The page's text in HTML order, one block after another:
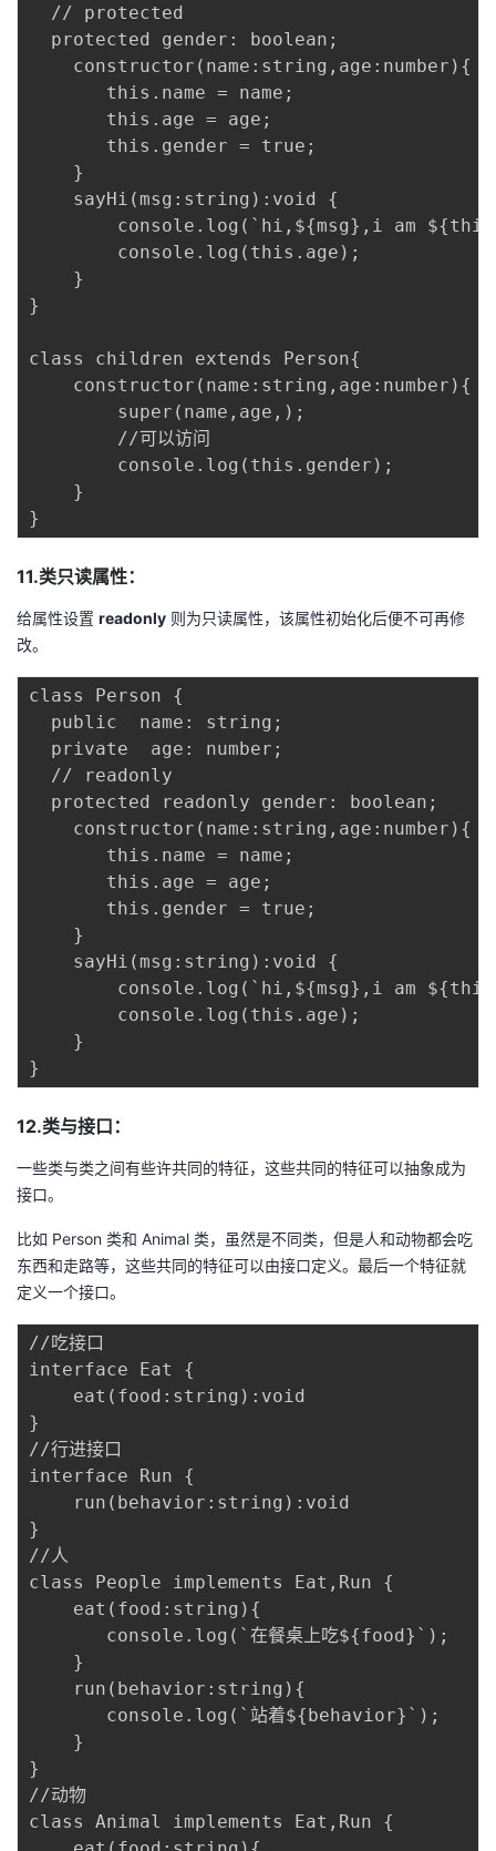
  // protected
  protected gender: boolean;
    constructor(name:string,age:number){
       this.name = name;
       this.age = age;
       this.gender = true;
    }
    sayHi(msg:string):void {
console.log(`hi,${msg},i am
        console.log(this.age);
    }
}
class children extends Person{
    constructor(name:string,age:number){
        super(name,age,);
        //可以访问
        console.log(this.gender);
    }
11.类只读属性：
给属性设置 readonly 则为只读属性，该属性初始化后便不可再修
改。
class Person {
  public  name: string;
  private  age: number;
  // readonly
  protected readonly gender: boolean;
    constructor(name:string,age:number){
       this.name = name;
       this.age = age;
       this.gender = true;
    }
    sayHi(msg:string):void {
console.log(`hi,${msg},i am
        console.log(this.age);
    }
12.类与接口：
一些类与类之间有些许共同的特征，这些共同的特征可以抽象成为
接口。
比如 Person 类和 Animal 类，虽然是不同类，但是人和动物都会吃
东西和走路等，这些共同的特征可以由接口定义。最后一个特征就
定义一个接口。
//吃接口
interface Eat {
    eat(food:string):void
}
//行进接口
interface Run {
    run(behavior:string):void
}
//人
class People implements Eat,Run {
    eat(food:string){
       console.log(`在餐桌上吃${food}`);
    }
    run(behavior:string){
       console.log(`站着${behavior}`);
    }
}
//动物
class Animal implements Eat,Run {